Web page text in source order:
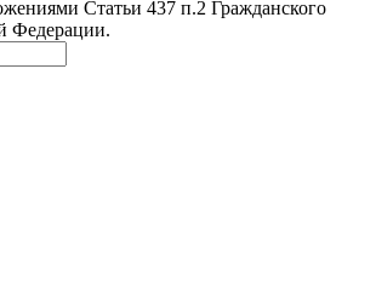
Статьи 437 п.2 Гражданского
Федерации.